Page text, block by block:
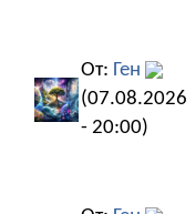
От: Ген
(07.08.2026
- 20:00)